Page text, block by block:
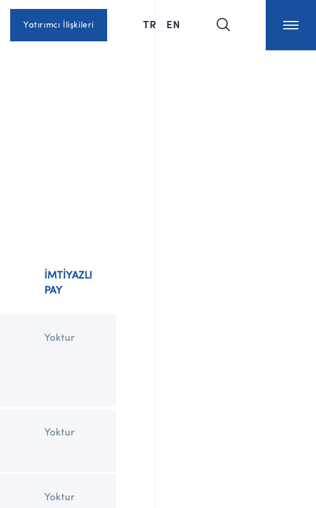
Yatırımcı İlişkileri TR EN
İMTİYAZLI
PAY
Yoktur
Yoktur
Yoktur